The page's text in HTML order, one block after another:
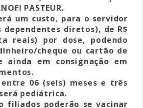
PASTEUR.
um custo, para o servidor
diretos), de R$
reais) por dose, podendo
cheque ou cartão de
ainda em consignação em
06 (seis) meses e três
pediátrica.
filiados poderão se vacinar